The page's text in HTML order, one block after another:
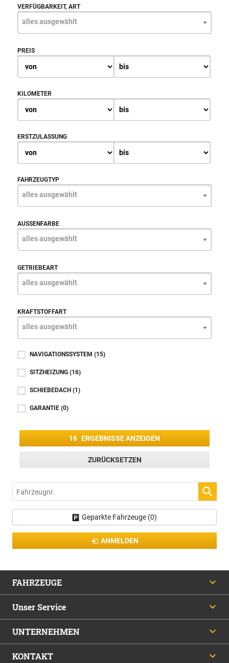
VERFÜGBARKEIT, ART
alles ausgewählt
PREIS
KILOMETER
ERSTZULASSUNG
FAHRZEUGTYP
alles ausgewählt
AUSSENFARBE
alles ausgewählt
GETRIEBEART
alles ausgewählt
KRAFTSTOFFART
alles ausgewählt
NAVIGATIONSSYSTEM (15)
SITZHEIZUNG (16)
SCHIEBEDACH (1)
GARANTIE (0)
16 ERGEBNISSE ANZEIGEN
ZURÜCKSETZEN
Fahrzeugnr.
Geparkte Fahrzeuge (0)
ANMELDEN
FAHRZEUGE
Unser Service
UNTERNEHMEN
KONTAKT